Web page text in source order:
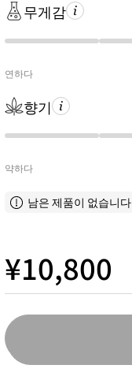
무게감
연하다
향기
약하다
남은 제품이 없습니다
¥10,800